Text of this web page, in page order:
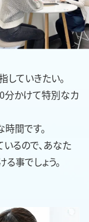
ていきたい。
分かけて特別なカ
間です。
るので、あなた
事でしょう。